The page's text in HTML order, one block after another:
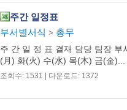
주간 일정표
부서별서식 > 총무
주 간 일 정 표 결재 담당 팀장 부
(月) 화(火) 수(水) 목(木) 금(金)...
조회수: 1531 | 다운로드: 1372